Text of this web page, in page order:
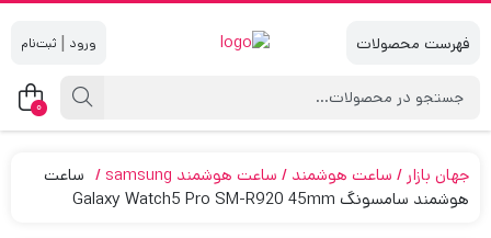
|
0
جهان بازار ساعت هوشمند ساعت هوشمند samsung
ساعت
هوشمند سامسونگ Galaxy Watch5 Pro SM-R920 45mm